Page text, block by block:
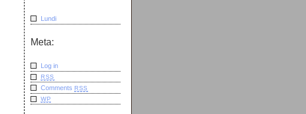
Lundi
Meta:
Log in
RSS
Comments RSS
WP